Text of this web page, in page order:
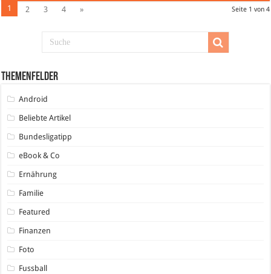
Seite 1 von 4
1 2 3 4 »
Themenfelder
Android
Beliebte Artikel
Bundesligatipp
eBook & Co
Ernährung
Familie
Featured
Finanzen
Foto
Fussball